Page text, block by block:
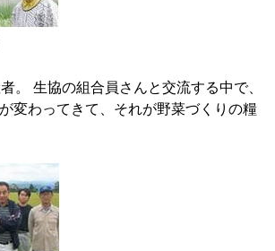
。 生協の組合員さんと交流する中で、
変わってきて、それが野菜づくりの糧